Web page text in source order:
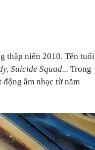
thập niên 2010. Tên tuổi
Suicide Squad... Trong
âm nhạc từ năm